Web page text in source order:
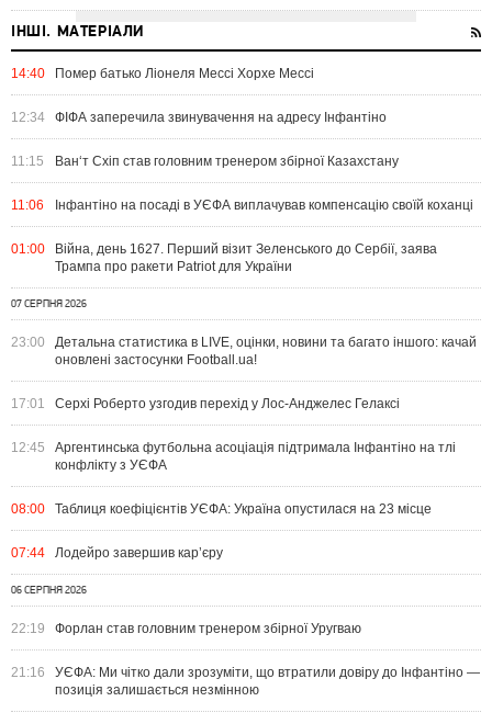
ІНШІ. МАТЕРІАЛИ
14:40 Помер батько Ліонеля Мессі Хорхе Мессі
12:34 ФІФА заперечила звинувачення на адресу Інфантіно
11:15 Ван‘т Схіп став головним тренером збірної Казахстану
11:06 Інфантіно на посаді в УЄФА виплачував компенсацію своїй коханці
01:00
Війна, день 1627. Перший візит Зеленського до Сербії, заява
Трампа про ракети Patriot для України
07 СЕРПНЯ 2026
23:00
Детальна статистика в LIVE, оцінки, новини та багато іншого: качай
оновлені застосунки Football.ua!
17:01 Серхі Роберто узгодив перехід у Лос-Анджелес Гелаксі
12:45
Аргентинська футбольна асоціація підтримала Інфантіно на тлі
конфлікту з УЄФА
08:00 Таблиця коефіцієнтів УЄФА: Україна опустилася на 23 місце
07:44 Лодейро завершив кар’єру
06 СЕРПНЯ 2026
22:19 Форлан став головним тренером збірної Уругваю
21:16
УЄФА: Ми чітко дали зрозуміти, що втратили довіру до Інфантіно —
позиція залишається незмінною